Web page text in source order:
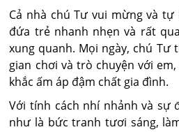
Cả nhà chú Tư vui mừng và tự
đứa trẻ nhanh nhẹn và rất
xung quanh. Mọi ngày, chú Tư
gian chơi và trò chuyện với
khắc ấm áp đậm chất gia đình.
Với tính cách nhí nhảnh và sự
như là bức tranh tươi sáng,